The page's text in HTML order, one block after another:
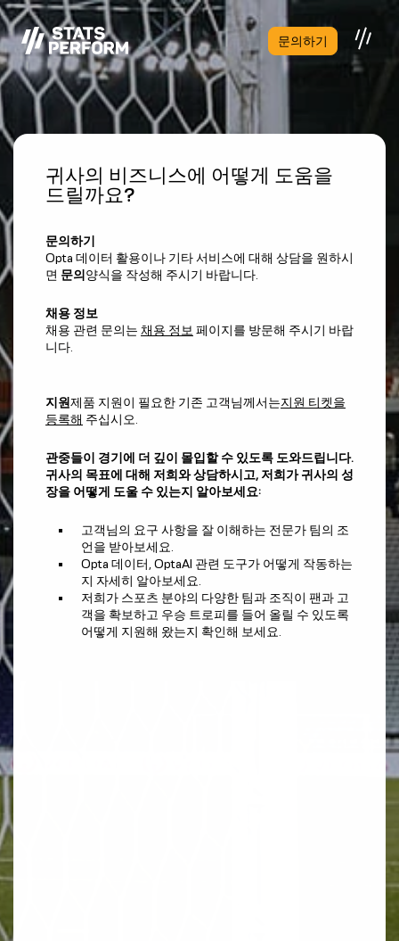
본문으로 건너뛰기
문의하기
귀사의 비즈니스에 어떻게 도움을
드릴까요?
문의하기
Opta 데이터 활용이나 기타 서비스에 대해 상담을 원하시
면 문의 양식을 작성해 주시기 바랍니다.
채용 정보
채용 관련 문의는 채용 정보 페이지를 방문해 주시기 바랍
니다.
지원제품 지원이 필요한 기존 고객님께서는지원 티켓을
등록해 주십시오.
관중들이 경기에 더 깊이 몰입할 수 있도록 도와드립니다.
귀사의 목표에 대해 저희와 상담하시고, 저희가 귀사의 성
장을 어떻게 도울 수 있는지 알아보세요:
고객님의 요구 사항을 잘 이해하는 전문가 팀의 조
언을 받아보세요.
Opta 데이터, OptaAI 관련 도구가 어떻게 작동하는
지 자세히 알아보세요.
저희가 스포츠 분야의 다양한 팀과 조직이 팬과 고
객을 확보하고 우승 트로피를 들어 올릴 수 있도록
어떻게 지원해 왔는지 확인해 보세요.